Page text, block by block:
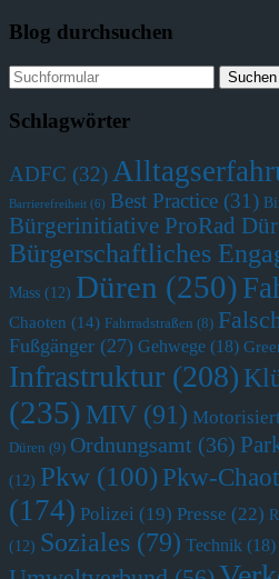
Blog durchsuchen
Schlagwörter
ADFC (32)
Barrierefreiheit (6) Best Practice (31)
Bürgerinitiative ProRad
Bürgerschaftliches
Mass (12) Düren (250)
Chaoten (14) Fahrradstraßen (8)
Fußgänger (27) Gehwege (18)
Infrastruktur (208)
(235) MIV (91)
Düren (9) Ordnungsamt (36)
(12) Pkw (100) Pkw-
(174) Polizei (19) Presse (22)
(12) Soziales (79) Technik (18)